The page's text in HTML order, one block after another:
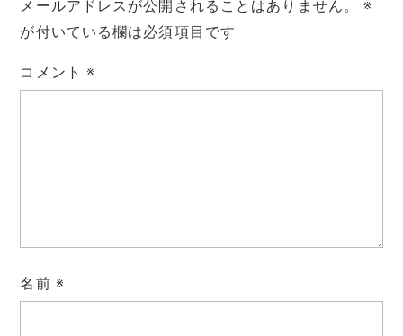
メールアドレスが公開されることはありません。
※
が付いている欄は必須項目です
コメント※
名前 ※